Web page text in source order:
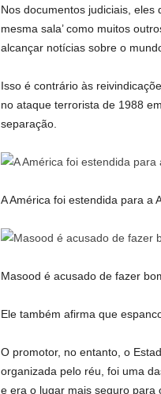
Nos documentos judiciais, eles
mesma sala’ como muitos
alcançar notícias sobre o
Isso é contrário às
no ataque terrorista de 1988
separação.
A América foi estendida para a
Masood é acusado de fazer
Ele também afirma que
O promotor, no entanto, o
organizada pelo réu, foi uma
e era o lugar mais seguro